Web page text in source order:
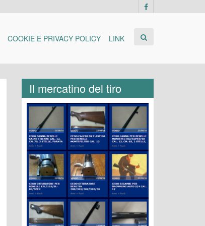
COOKIE E PRIVACY POLICY LINK
Il mercatino del tiro